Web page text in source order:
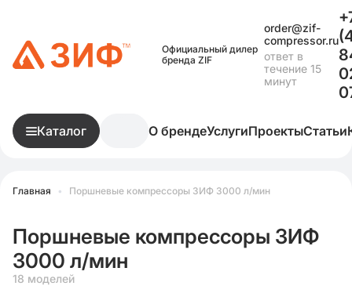
Официальный дилер
бренда ZIF
order@zif-
compressor.ru
ответ в
течение 15
минут
Каталог О брендеУслугиПроектыСтатьи
Главная • Поршневые компрессоры ЗИФ 3000 л/мин
Поршневые компрессоры ЗИФ
3000 л/мин
18 моделей